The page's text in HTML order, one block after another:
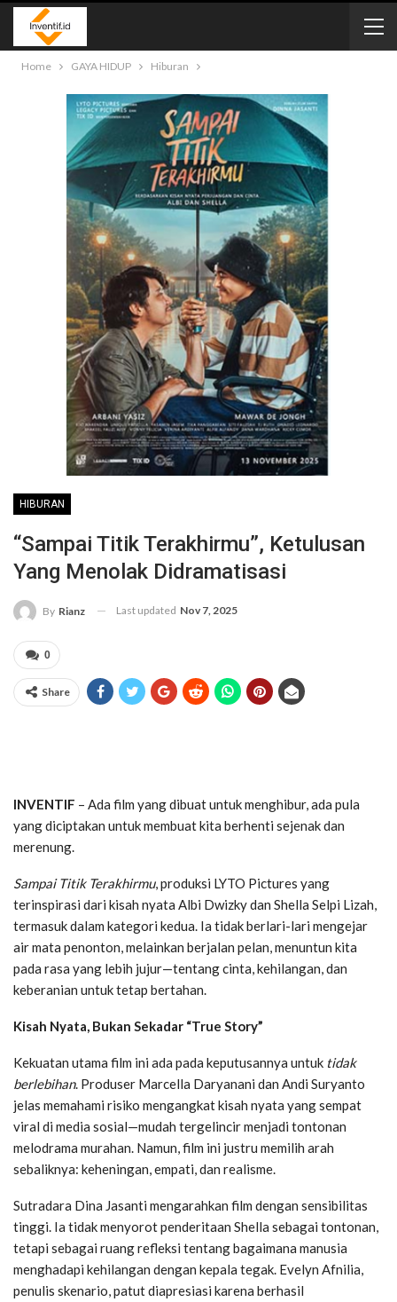
Home GAYA HIDUP Hiburan
HIBURAN
“Sampai Titik Terakhirmu”, Ketulusan
Yang Menolak Didramatisasi
By Rianz Last updated Nov 7, 2025
0
Share
INVENTIF – Ada film yang dibuat untuk menghibur, ada pula
yang diciptakan untuk membuat kita berhenti sejenak dan
merenung.
Sampai Titik Terakhirmu, produksi LYTO Pictures yang
terinspirasi dari kisah nyata Albi Dwizky dan Shella Selpi Lizah,
termasuk dalam kategori kedua. Ia tidak berlari-lari mengejar
air mata penonton, melainkan berjalan pelan, menuntun kita
pada rasa yang lebih jujur—tentang cinta, kehilangan, dan
keberanian untuk tetap bertahan.
Kisah Nyata, Bukan Sekadar “True Story”
Kekuatan utama film ini ada pada keputusannya untuk tidak
berlebihan. Produser Marcella Daryanani dan Andi Suryanto
jelas memahami risiko mengangkat kisah nyata yang sempat
viral di media sosial—mudah tergelincir menjadi tontonan
melodrama murahan. Namun, film ini justru memilih arah
sebaliknya: keheningan, empati, dan realisme.
Sutradara Dina Jasanti mengarahkan film dengan sensibilitas
tinggi. Ia tidak menyorot penderitaan Shella sebagai tontonan,
tetapi sebagai ruang refleksi tentang bagaimana manusia
menghadapi kehilangan dengan kepala tegak. Evelyn Afnilia,
penulis skenario, patut diapresiasi karena berhasil